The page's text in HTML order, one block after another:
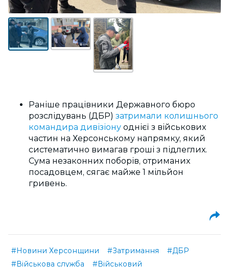
Раніше працівники Державного бюро
розслідувань (ДБР) затримали колишнього
командира дивізіону однієї з військових
частин на Херсонському напрямку, який
систематично вимагав гроші з підлеглих.
Сума незаконних поборів, отриманих
посадовцем, сягає майже 1 мільйон
гривень.
#Новини Херсонщини #Затримання
#ДБР
#Військова служба
#Військовий